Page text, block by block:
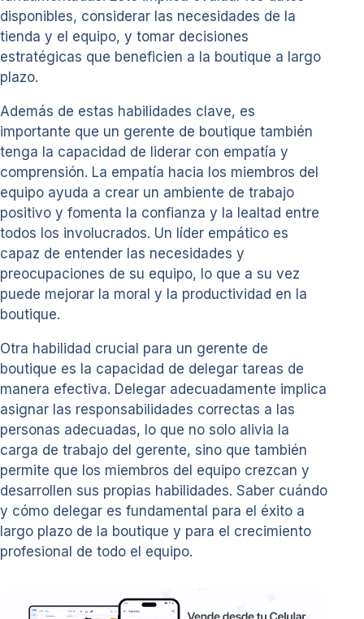
disponibles, considerar las necesidades de la
tienda y el equipo, y tomar decisiones
estratégicas que beneficien a la boutique a largo
plazo.
Además de estas habilidades clave, es
importante que un gerente de boutique también
tenga la capacidad de liderar con empatía y
comprensión. La empatía hacia los miembros del
equipo ayuda a crear un ambiente de trabajo
positivo y fomenta la confianza y la lealtad entre
todos los involucrados. Un líder empático es
capaz de entender las necesidades y
preocupaciones de su equipo, lo que a su vez
puede mejorar la moral y la productividad en la
boutique.
Otra habilidad crucial para un gerente de
boutique es la capacidad de delegar tareas de
manera efectiva. Delegar adecuadamente implica
asignar las responsabilidades correctas a las
personas adecuadas, lo que no solo alivia la
carga de trabajo del gerente, sino que también
permite que los miembros del equipo crezcan y
desarrollen sus propias habilidades. Saber cuándo
y cómo delegar es fundamental para el éxito a
largo plazo de la boutique y para el crecimiento
profesional de todo el equipo.